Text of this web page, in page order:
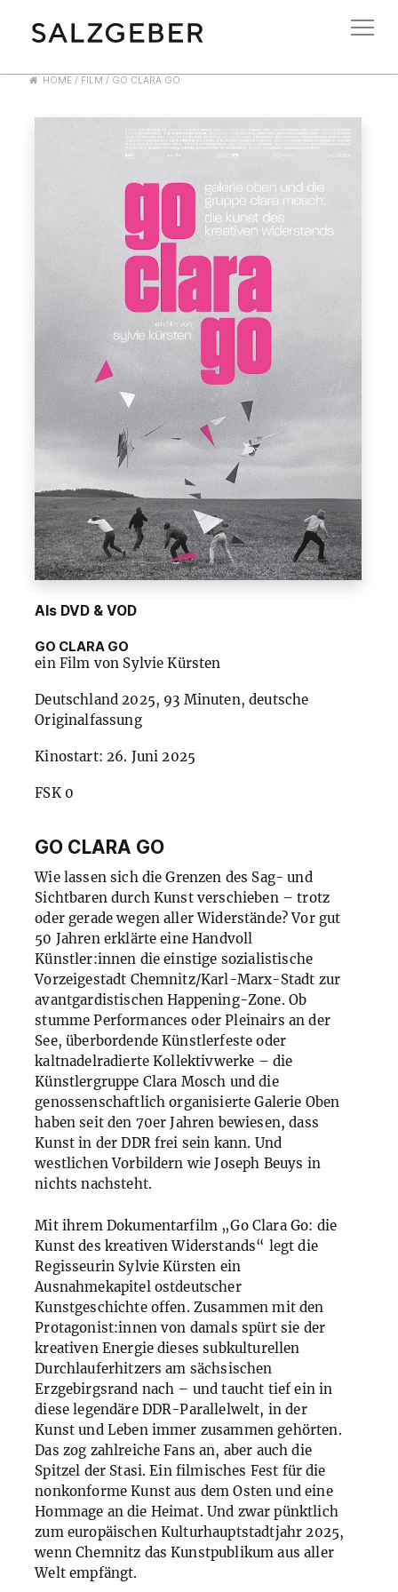
HOME/ FILM / GO CLARA GO
Als DVD & VOD
GO CLARA GO
ein Film von Sylvie Kürsten
Deutschland 2025, 93 Minuten, deutsche
Originalfassung
Kinostart: 26. Juni 2025
FSK0
GO CLARA GO
Wie lassen sich die Grenzen des Sag- und
Sichtbaren durch Kunst verschieben – trotz
oder gerade wegen aller Widerstände? Vor gut
50 Jahren erklärte eine Handvoll
Künstler:innen die einstige sozialistische
Vorzeigestadt Chemnitz/Karl-Marx-Stadt zur
avantgardistischen Happening-Zone. Ob
stumme Performances oder Pleinairs an der
See, überbordende Künstlerfeste oder
kaltnadelradierte Kollektivwerke – die
Künstlergruppe Clara Mosch und die
genossenschaftlich organisierte Galerie Oben
haben seit den 70er Jahren bewiesen, dass
Kunst in derDDRfrei sein kann. Und
westlichen Vorbildern wie Joseph Beuys in
nichts nachsteht.
Mit ihrem Dokumentarfilm „Go Clara Go: die
Kunst des kreativen Widerstands“ legt die
Regisseurin Sylvie Kürsten ein
Ausnahmekapitel ostdeutscher
Kunstgeschichte offen. Zusammen mit den
Protagonist:innen von damals spürt sie der
kreativen Energie dieses subkulturellen
Durchlauferhitzers am sächsischen
Erzgebirgsrand nach – und taucht tief ein in
diese legendäre DDR-Parallelwelt, in der
Kunst und Leben immer zusammen gehörten.
Das zog zahlreiche Fans an, aber auch die
Spitzel der Stasi. Ein filmisches Fest für die
nonkonforme Kunst aus dem Osten und eine
Hommage an die Heimat. Und zwar pünktlich
zum europäischen Kulturhauptstadtjahr 2025,
wenn Chemnitz das Kunstpublikum aus aller
Welt empfängt.